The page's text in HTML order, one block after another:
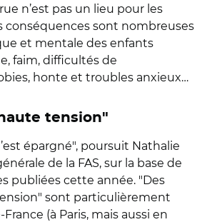
rue n’est pas un lieu pour les
conséquences sont nombreuses
et mentale des enfants
faim, difficultés de
honte et troubles anxieux…
tension"
épargné", poursuit Nathalie
de la FAS, sur la base de
publiées cette année. "Des
" sont particulièrement
(à Paris, mais aussi en